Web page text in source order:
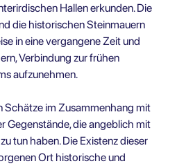
Hallen erkunden. Die
die historischen Steinmauern
in eine vergangene Zeit und
Verbindung zur frühen
aufzunehmen.
Schätze im Zusammenhang mit
Gegenstände, die angeblich mit
tun haben. Die Existenz dieser
Ort historische und